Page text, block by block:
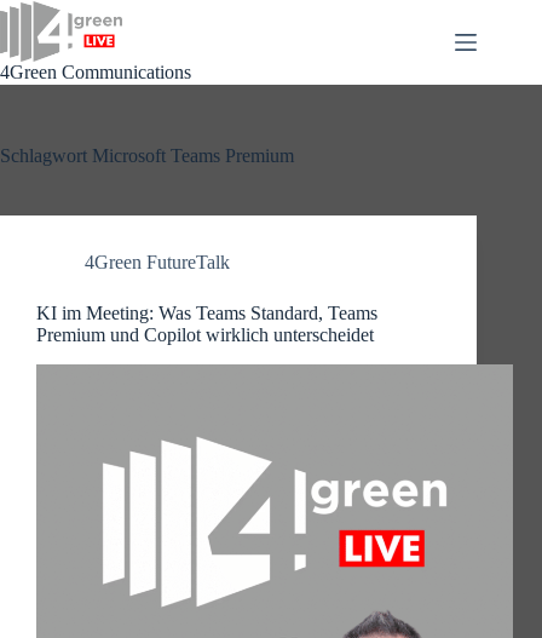
Zum
Inhalt
springen
4Green Communications
Schlagwort Microsoft Teams Premium
4Green FutureTalk
KI im Meeting: Was Teams Standard, Teams
Premium und Copilot wirklich unterscheidet